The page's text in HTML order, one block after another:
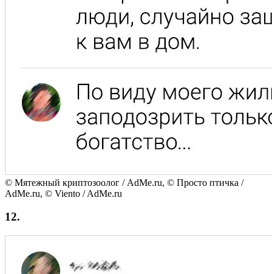
© Мятежный криптозоолог / AdMe.ru, © Просто птичка /
AdMe.ru, © Viento / AdMe.ru
12.